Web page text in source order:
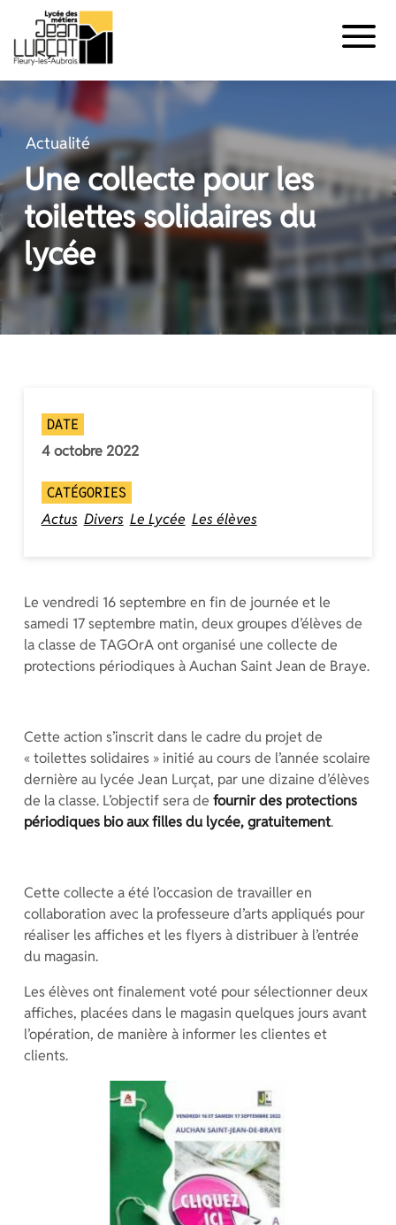
au
contenu
Actualité
Une collecte pour les
toilettes solidaires du
lycée
DATE
4 octobre 2022
CATÉGORIES
Actus Divers Le Lycée Les élèves
Le vendredi 16 septembre en fin de journée et le
samedi 17 septembre matin, deux groupes d’élèves de
la classe de TAGOrA ont organisé une collecte de
protections périodiques à Auchan Saint Jean de Braye.
Cette action s’inscrit dans le cadre du projet de
« toilettes solidaires » initié au cours de l’année scolaire
dernière au lycée Jean Lurçat, par une dizaine d’élèves
de la classe. L’objectif sera de fournir des protections
périodiques bio aux filles du lycée, gratuitement.
Cette collecte a été l’occasion de travailler en
collaboration avec la professeure d’arts appliqués pour
réaliser les affiches et les flyers à distribuer à l’entrée
du magasin.
Les élèves ont finalement voté pour sélectionner deux
affiches, placées dans le magasin quelques jours avant
l’opération, de manière à informer les clientes et
clients.
Panneau de gestion des cookies